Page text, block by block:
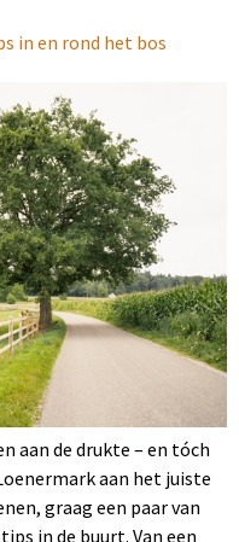
in en rond het bos
aan de drukte – en tóch
aan het juiste
graag een paar van
in de buurt. Van een